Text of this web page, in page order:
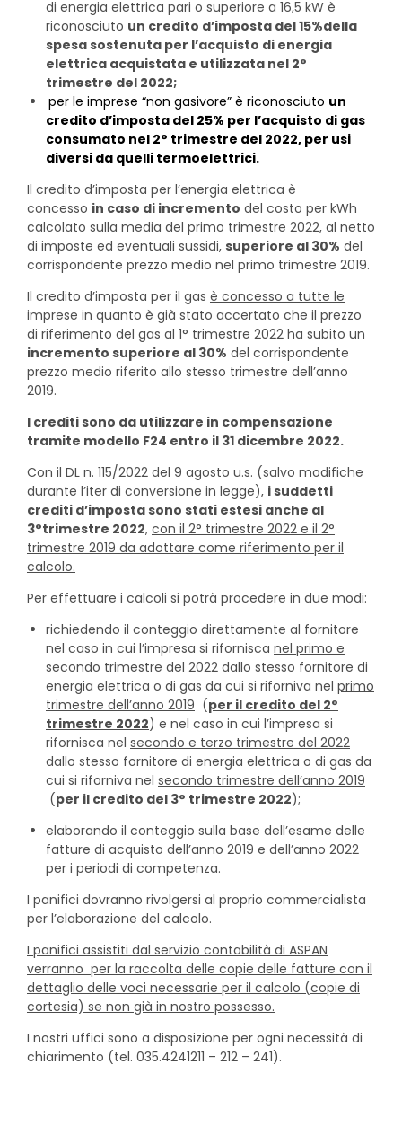
di energia elettrica pari o superiore a 16,5 kW è
riconosciuto un credito d’imposta del 15%della
spesa sostenuta per l’acquisto di energia
elettrica acquistata e utilizzata nel 2°
trimestre del 2022;
per le imprese “non gasivore” è riconosciuto un
credito d’imposta del 25% per l’acquisto di gas
consumato nel 2° trimestre del 2022, per usi
diversi da quelli termoelettrici.
Il credito d’imposta per l’energia elettrica è
concesso in caso di incremento del costo per kWh
calcolato sulla media del primo trimestre 2022, al netto
di imposte ed eventuali sussidi, superiore al 30% del
corrispondente prezzo medio nel primo trimestre 2019.
Il credito d’imposta per il gas è concesso a tutte le
imprese in quanto è già stato accertato che il prezzo
di riferimento del gas al 1° trimestre 2022 ha subito un
incremento superiore al 30% del corrispondente
prezzo medio riferito allo stesso trimestre dell’anno
2019.
I crediti sono da utilizzare in compensazione
tramite modello F24 entro il 31 dicembre 2022.
Con il DL n. 115/2022 del 9 agosto u.s. (salvo modifiche
durante l’iter di conversione in legge), i suddetti
crediti d’imposta sono stati estesi anche al
3°trimestre 2022, con il 2° trimestre 2022 e il 2°
trimestre 2019 da adottare come riferimento per il
calcolo.
Per effettuare i calcoli si potrà procedere in due modi:
richiedendo il conteggio direttamente al fornitore
nel caso in cui l’impresa si rifornisca nel primo e
secondo trimestre del 2022 dallo stesso fornitore di
energia elettrica o di gas da cui si riforniva nel primo
trimestre dell’anno 2019 (per il credito del 2°
trimestre 2022) e nel caso in cui l’impresa si
rifornisca nel secondo e terzo trimestre del 2022
dallo stesso fornitore di energia elettrica o di gas da
cui si riforniva nel secondo trimestre dell’anno 2019
(per il credito del 3° trimestre 2022);
elaborando il conteggio sulla base dell’esame delle
fatture di acquisto dell’anno 2019 e dell’anno 2022
per i periodi di competenza.
I panifici dovranno rivolgersi al proprio commercialista
per l’elaborazione del calcolo.
I panifici assistiti dal servizio contabilità di ASPAN
verranno per la raccolta delle copie delle fatture con il
dettaglio delle voci necessarie per il calcolo (copie di
cortesia) se non già in nostro possesso.
I nostri uffici sono a disposizione per ogni necessità di
chiarimento (tel. 035.4241211 – 212 – 241).